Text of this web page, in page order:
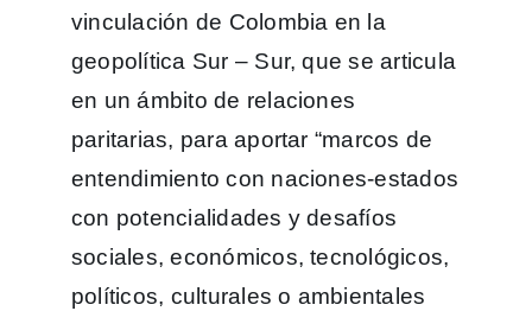
vinculación de Colombia en la
geopolítica Sur – Sur, que se articula
en un ámbito de relaciones
paritarias, para aportar “marcos de
entendimiento con naciones-estados
con potencialidades y desafíos
sociales, económicos, tecnológicos,
políticos, culturales o ambientales